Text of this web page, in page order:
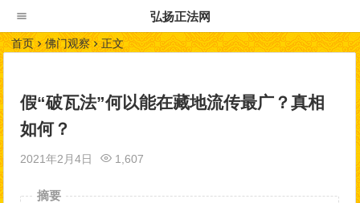
弘扬正法网
首页 佛门观察 正文
假“破瓦法”何以能在藏地流传最广？真相
如何？
2021年2月4日 1,607
摘要